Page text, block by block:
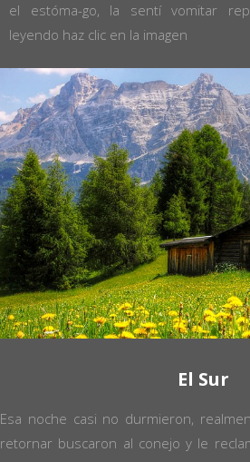
el estóma-go, la sentí vomitar
leyendo haz clic en la imagen
El Sur
Esa noche casi no durmieron,
retornar buscaron al conejo y le